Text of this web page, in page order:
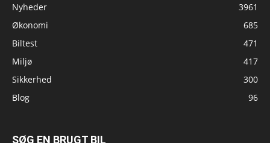
Nyheder
3961
Økonomi
685
Biltest
471
Miljø
417
Sikkerhed
300
Blog
96
SØG EN BRUGT BIL